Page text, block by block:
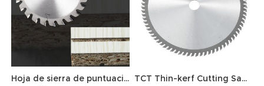
Hoja de sierra de puntuación cónica TCT TCT Thin-kerf Cutting Saw Blade